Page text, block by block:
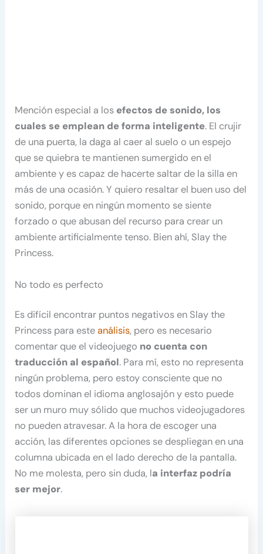
Mención especial a los efectos de sonido, los
cuales se emplean de forma inteligente. El crujir
de una puerta, la daga al caer al suelo o un espejo
que se quiebra te mantienen sumergido en el
ambiente y es capaz de hacerte saltar de la silla en
más de una ocasión. Y quiero resaltar el buen uso del
sonido, porque en ningún momento se siente
forzado o que abusan del recurso para crear un
ambiente artificialmente tenso. Bien ahí, Slay the
Princess.
No todo es perfecto
Es difícil encontrar puntos negativos en Slay the
Princess para esteanálisis, pero es necesario
comentar que el videojuego no cuenta con
traducción al español. Para mí, esto no representa
ningún problema, pero estoy consciente que no
todos dominan el idioma anglosajón y esto puede
ser un muro muy sólido que muchos videojugadores
no pueden atravesar. A la hora de escoger una
acción, las diferentes opciones se despliegan en una
columna ubicada en el lado derecho de la pantalla.
No me molesta, pero sin duda, la interfaz podría
ser mejor.